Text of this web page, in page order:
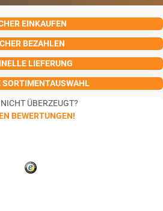
EINKAUFEN
BEZAHLEN
LIEFERUNG
SORTIMENTAUSWAHL
ÜBERZEUGT?
BEWERTUNGEN!